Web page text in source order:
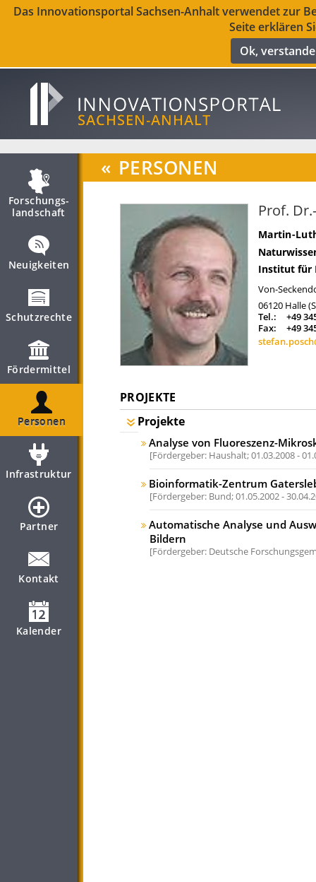
Das Innovationsportal Sachsen-Anhalt verwendet zur
Seite erklären
Ok,
Forschungs­
landschaft
Neuigkeiten
Schutzrechte
Fördermittel
Personen
Infrastruktur
Partner
Kontakt
Kalender
« PERSONEN
Prof.
Martin-
Institut für
Von-
06120 Halle
Tel.:
+49
Fax:
+49
PROJEKTE
Projekte
Analyse von Fluoreszenz-
Fördergeber: Haushalt;01.03.2008 -
Bioinformatik-Zentrum
Fördergeber: Bund;01.05.2002 -
Automatische Analyse und
Bildern
Fördergeber: Deutsche